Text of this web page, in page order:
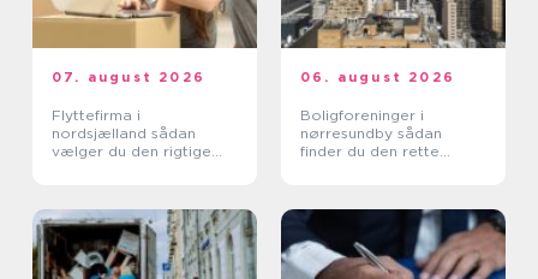
07. august 2026
Flyttefirma i
nordsjælland sådan
vælger du den rigtige
06. august 2026
Boligforeninger i
nørresundby sådan
finder du den rette